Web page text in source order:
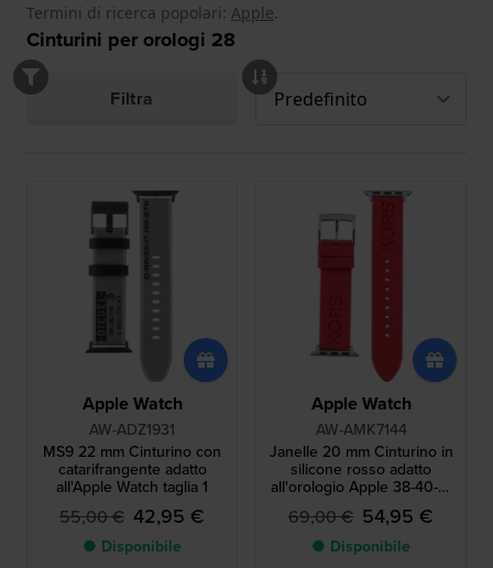
Termini di ricerca popolari: Apple.
Cinturini per orologi 28
Filtra
Apple Watch
AW-ADZ1931
MS9 22 mm Cinturino con
catarifrangente adatto
all'Apple Watch taglia 1
55,00 € 42,95 €
● Disponibile
Apple Watch
AW-AMK7144
Janelle 20 mm Cinturino in
silicone rosso adatto
all'orologio Apple 38-40-41
mm
69,00 € 54,95 €
● Disponibile